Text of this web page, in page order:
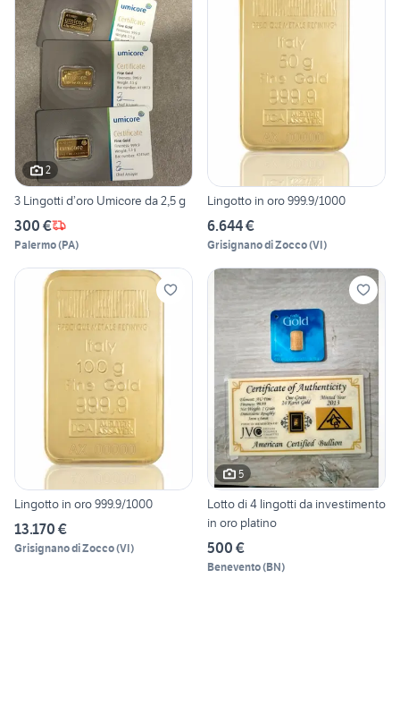
2
3 Lingotti d’oro Umicore da 2,5 g
300 €
Palermo(PA)
Lingotto in oro 999.9/1000
6.644 €
Grisignano di Zocco(VI)
Lingotto in oro 999.9/1000
13.170 €
Grisignano di Zocco(VI)
5
Lotto di 4 lingotti da investimento
in oro platino
500 €
Benevento(BN)